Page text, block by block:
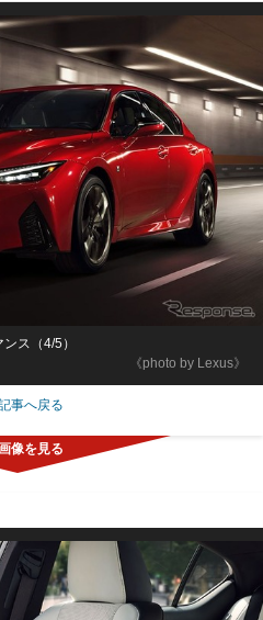
《photo by Lexus》
ス（4/5）
事へ戻る